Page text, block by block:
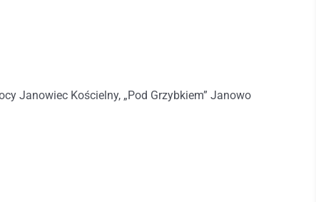
Janowiec Kościelny, „Pod Grzybkiem” Janowo